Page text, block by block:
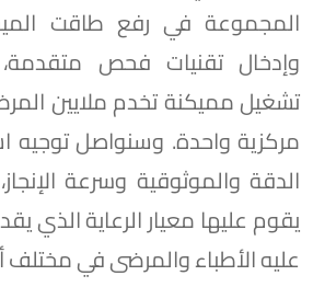
المجموعة في رفع طاقت
وإدخال تقنيات فحص
تشغيل مميكنة تخدم ملايين
مركزية واحدة. وسنواصل توجيه
الدقة والموثوقية وسرعة
يقوم عليها معيار الرعاية الذي
عليه الأطباء والمرضى في مختلف